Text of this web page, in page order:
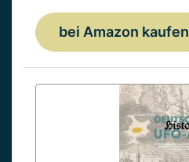
bei Amazon kaufen